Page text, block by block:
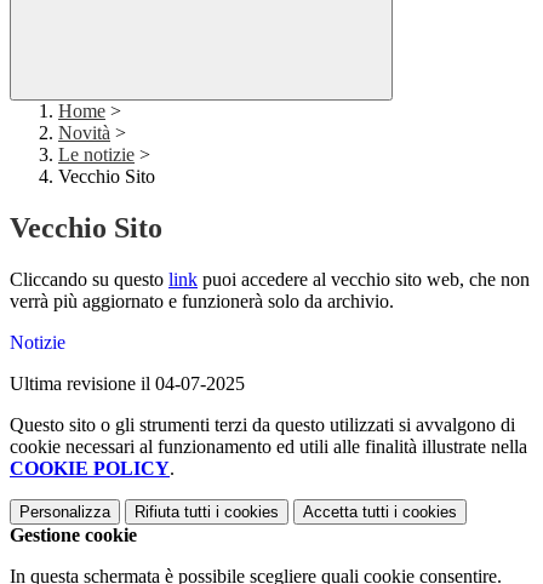
Home >
Novità >
Le notizie >
Vecchio Sito
Vecchio Sito
Cliccando su questo link puoi accedere al vecchio sito web, che non
verrà più aggiornato e funzionerà solo da archivio.
Notizie
Ultima revisione il 04-07-2025
Questo sito o gli strumenti terzi da questo utilizzati si avvalgono di
cookie necessari al funzionamento ed utili alle finalità illustrate nella
COOKIE POLICY.
Personalizza Rifiuta tutti i cookies Accetta tutti i cookies
Gestione cookie
In questa schermata è possibile scegliere quali cookie consentire.